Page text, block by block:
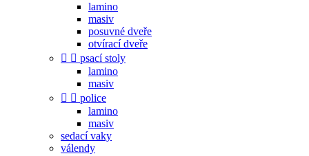
lamino
masiv
posuvné dveře
otvírací dveře
  psací stoly
lamino
masiv
  police
lamino
masiv
sedací vaky
válendy